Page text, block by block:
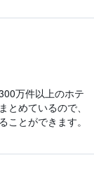
万件以上のホテ
とめているので、
ことができます。